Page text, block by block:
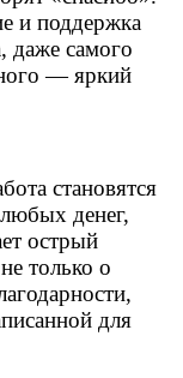
и поддержка
даже самого
— яркий
становятся
денег,
острый
только о
для